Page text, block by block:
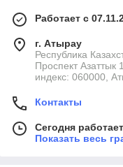
Работает с
г. Атырау
Республика
Проспект
индекс: 060000,
Контакты
Сегодня
Показать весь